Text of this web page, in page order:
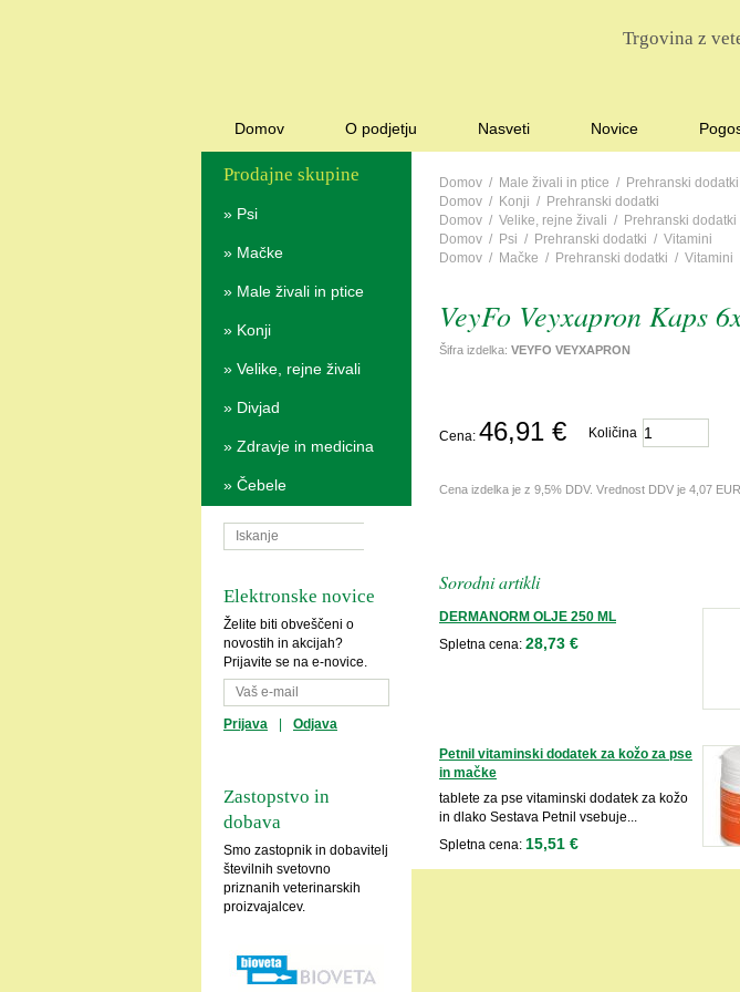
Trgovina z
Domov O podjetju Nasveti Novice
Prodajne skupine
» Psi
» Mačke
» Male živali in ptice
» Konji
» Velike, rejne živali
» Divjad
» Zdravje in medicina
» Čebele
Elektronske novice
Želite biti obveščeni o
novostih in akcijah?
Prijavite se na e-novice.
Prijava Odjava
Zastopstvo in
dobava
Smo zastopnik in dobavitelj
številnih svetovno
priznanih veterinarskih
proizvajalcev.
Domov / Male živali in ptice / Prehranski dodatki
Domov / Konji / Prehranski dodatki
Domov / Velike, rejne živali / Prehranski dodatki
Domov / Psi / Prehranski dodatki / Vitamini
Domov / Mačke / Prehranski dodatki / Vitamini
VeyFo Veyxapron Kaps
Šifra izdelka: VEYFO VEYXAPRON
Cena: 46,91 € Količina
Cena izdelka je z 9,5% DDV. Vrednost DDV je 4,07 EUR.
Sorodni artikli
DERMANORM OLJE 250 ML
Spletna cena: 28,73 €
Petnil vitaminski dodatek za kožo za pse
in mačke
tablete za pse vitaminski dodatek za kožo
in dlako Sestava Petnil vsebuje...
Spletna cena: 15,51 €